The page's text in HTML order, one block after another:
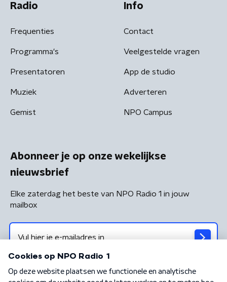
Radio
Frequenties
Programma's
Presentatoren
Muziek
Gemist
Info
Contact
Veelgestelde vragen
App de studio
Adverteren
NPO Campus
Abonneer je op onze wekelijkse
nieuwsbrief
Elke zaterdag het beste van NPO Radio 1 in jouw
mailbox